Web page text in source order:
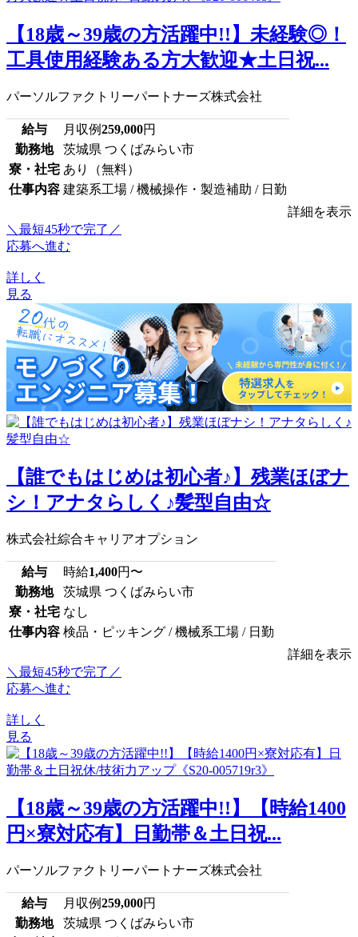
【18歳～39歳の方活躍中!!】未経験◎！
工具使用経験ある方大歓迎★土日祝...
パーソルファクトリーパートナーズ株式会社
給与 月収例259,000円
勤務地
茨城県 つくばみらい市
寮・社宅 あり（無料）
仕事内容 建築系工場 / 機械操作・製造補助 / 日勤
詳細を表示
＼最短45秒で完了／
応募へ進む
詳しく
見る
【誰でもはじめは初心者♪】残業ほぼナ
シ！アナタらしく♪髪型自由☆
株式会社綜合キャリアオプション
給与 時給1,400円〜
勤務地
茨城県 つくばみらい市
寮・社宅 なし
仕事内容 検品・ピッキング / 機械系工場 / 日勤
詳細を表示
＼最短45秒で完了／
応募へ進む
詳しく
見る
【18歳～39歳の方活躍中!!】【時給1400
円×寮対応有】日勤帯＆土日祝...
パーソルファクトリーパートナーズ株式会社
給与 月収例259,000円
勤務地
茨城県 つくばみらい市